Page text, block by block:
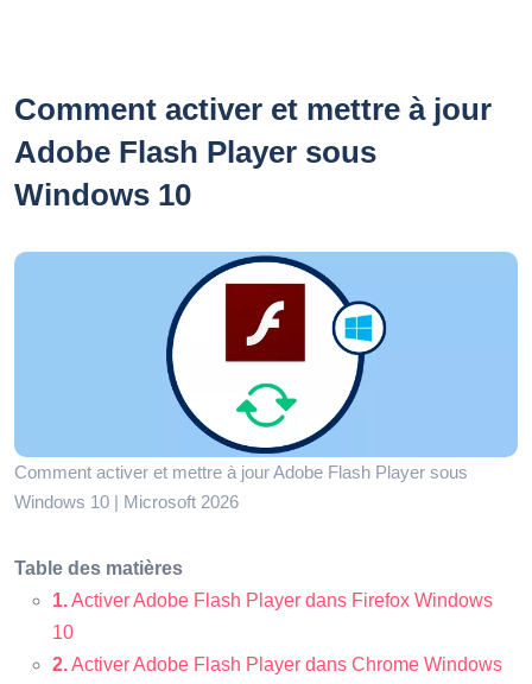
Comment activer et mettre à jour
Adobe Flash Player sous
Windows 10
Comment activer et mettre à jour Adobe Flash Player sous
Windows 10 | Microsoft 2026
Table des matières
1.Activer Adobe Flash Player dans Firefox Windows
10
2.Activer Adobe Flash Player dans Chrome Windows